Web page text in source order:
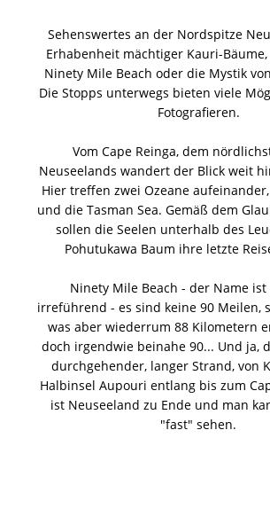
Sehenswertes an der Nordspitze
Erhabenheit mächtiger Kauri-
Ninety Mile Beach oder die Mystik
Die Stopps unterwegs bieten viele
Fotografieren.
Vom Cape Reinga, dem
Neuseelands wandert der Blick weit
Hier treffen zwei Ozeane
und die Tasman Sea. Gemäß dem
sollen die Seelen unterhalb des
Pohutukawa Baum ihre letzte
Ninety Mile Beach - der Name
irreführend - es sind keine 90 Meilen,
was aber wiederrum 88 Kilometern
doch irgendwie beinahe 90... Und ja,
durchgehender, langer Strand, von
Halbinsel Aupouri entlang bis zum
ist Neuseeland zu Ende und man
"fast" sehen.